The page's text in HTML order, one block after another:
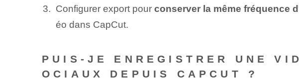
Configurer ‌export pour conserver la même fréquence
éo dans CapCut.
PUIS-JE ENREGISTRER UNE
OCIAUX DEPUIS CAPCUT ?